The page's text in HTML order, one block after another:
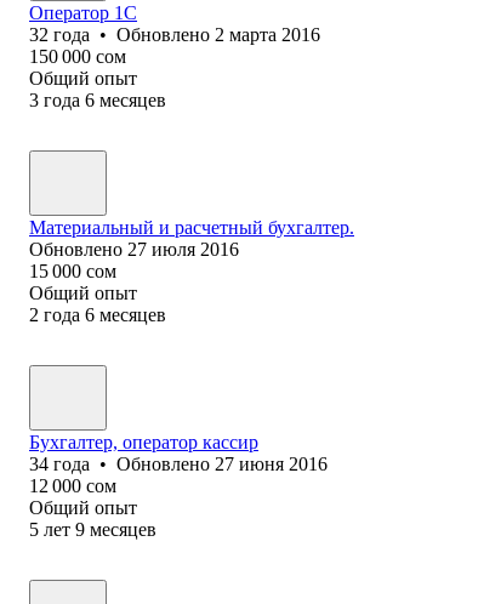
Оператор 1C
32 года • Обновлено 2 марта 2016
150 000 сом
Общий опыт
3 года 6 месяцев
Материальный и расчетный бухгалтер.
Обновлено 27 июля 2016
15 000 сом
Общий опыт
2 года 6 месяцев
Бухгалтер, оператор кассир
34 года • Обновлено 27 июня 2016
12 000 сом
Общий опыт
5 лет 9 месяцев